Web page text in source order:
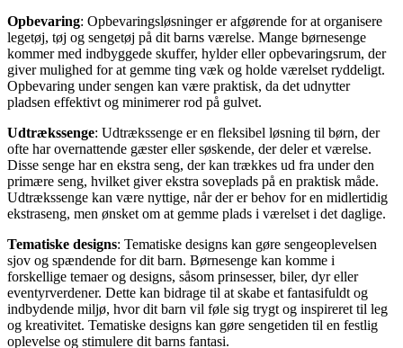
Opbevaring: Opbevaringsløsninger er afgørende for at organisere
legetøj, tøj og sengetøj på dit barns værelse. Mange børnesenge
kommer med indbyggede skuffer, hylder eller opbevaringsrum, der
giver mulighed for at gemme ting væk og holde værelset ryddeligt.
Opbevaring under sengen kan være praktisk, da det udnytter
pladsen effektivt og minimerer rod på gulvet.
Udtrækssenge: Udtrækssenge er en fleksibel løsning til børn, der
ofte har overnattende gæster eller søskende, der deler et værelse.
Disse senge har en ekstra seng, der kan trækkes ud fra under den
primære seng, hvilket giver ekstra soveplads på en praktisk måde.
Udtrækssenge kan være nyttige, når der er behov for en midlertidig
ekstraseng, men ønsket om at gemme plads i værelset i det daglige.
Tematiske designs: Tematiske designs kan gøre sengeoplevelsen
sjov og spændende for dit barn. Børnesenge kan komme i
forskellige temaer og designs, såsom prinsesser, biler, dyr eller
eventyrverdener. Dette kan bidrage til at skabe et fantasifuldt og
indbydende miljø, hvor dit barn vil føle sig trygt og inspireret til leg
og kreativitet. Tematiske designs kan gøre sengetiden til en festlig
oplevelse og stimulere dit barns fantasi.